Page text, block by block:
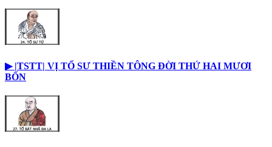
▶︎ |TSTT| VỊ TỔ SƯ THIỀN TÔNG ĐỜI THỨ HAI MƯƠI
BỐN